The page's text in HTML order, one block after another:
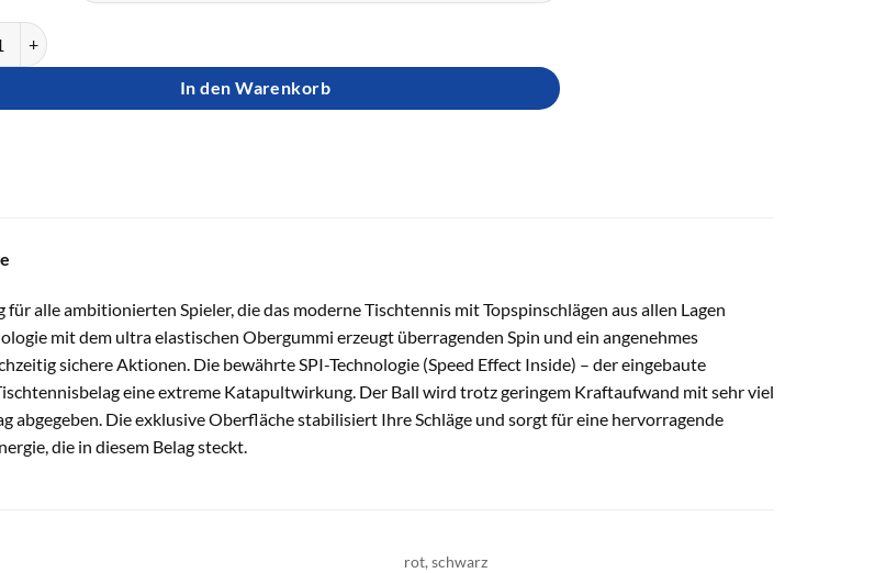
Belag AURUS Menge
In den Warenkorb
alle ambitionierten Spieler, die das moderne Tischtennis mit Topspinschlägen aus allen Lagen
mit dem ultra elastischen Obergummi erzeugt überragenden Spin und ein angenehmes
sichere Aktionen. Die bewährte SPI-Technologie (Speed Effect Inside) – der eingebaute
eine extreme Katapultwirkung. Der Ball wird trotz geringem Kraftaufwand mit sehr viel
abgegeben. Die exklusive Oberfläche stabilisiert Ihre Schläge und sorgt für eine hervorragende
die in diesem Belag steckt.
rot, schwarz